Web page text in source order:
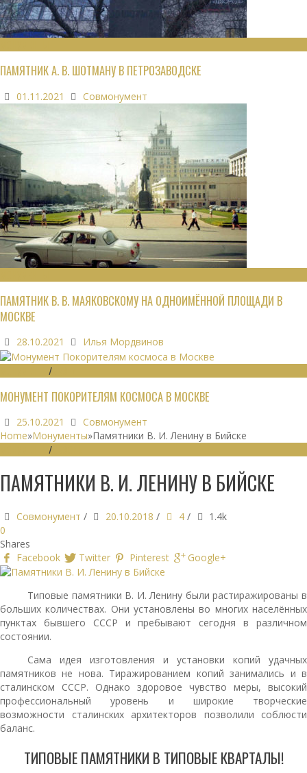
ПАМЯТНИК А. В. ШОТМАНУ В ПЕТРОЗАВОДСКЕ
01.11.2021 Совмонумент
ПАМЯТНИК В. В. МАЯКОВСКОМУ НА ОДНОИМЁННОЙ ПЛОЩАДИ В
МОСКВЕ
28.10.2021 Илья Мордвинов
/
МОНУМЕНТ ПОКОРИТЕЛЯМ КОСМОСА В МОСКВЕ
25.10.2021
Совмонумент
Home»Монументы»Памятники В. И. Ленину в Бийске
/
ПАМЯТНИКИ В. И. ЛЕНИНУ В БИЙСКЕ
Совмонумент / 20.10.2018 / 4 /
1.4k
0
Shares
Facebook
Twitter Pinterest Google+
Типовые памятники В. И. Ленину были растиражированы в
больших количествах. Они установлены во многих населённых
пунктах бывшего СССР и пребывают сегодня в различном
состоянии.
Сама идея изготовления и установки копий удачных
памятников не нова. Тиражированием копий занимались и в
сталинском СССР. Однако здоровое чувство меры, высокий
профессиональный уровень и широкие творческие
возможности сталинских архитекторов позволили соблюсти
баланс.
ТИПОВЫЕ ПАМЯТНИКИ В ТИПОВЫЕ КВАРТАЛЫ!